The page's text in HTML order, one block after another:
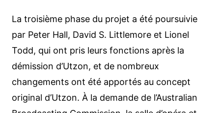
La troisième phase du projet a été poursuivie
par Peter Hall, David S. Littlemore et Lionel
Todd, qui ont pris leurs fonctions après la
démission d’Utzon, et de nombreux
changements ont été apportés au concept
original d’Utzon. À la demande de l’Australian